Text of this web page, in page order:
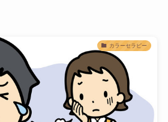
カラーセラピー